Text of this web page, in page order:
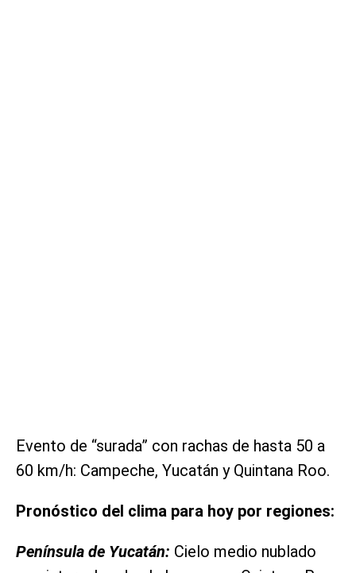
Evento de “surada” con rachas de hasta 50 a
60 km/h: Campeche, Yucatán y Quintana Roo.
Pronóstico del clima para hoy por regiones:
Península de Yucatán: Cielo medio nublado